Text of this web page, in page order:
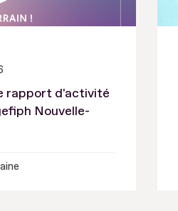
rapport d'activité
Nouvelle-